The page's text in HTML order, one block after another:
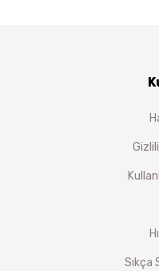
Sıkça